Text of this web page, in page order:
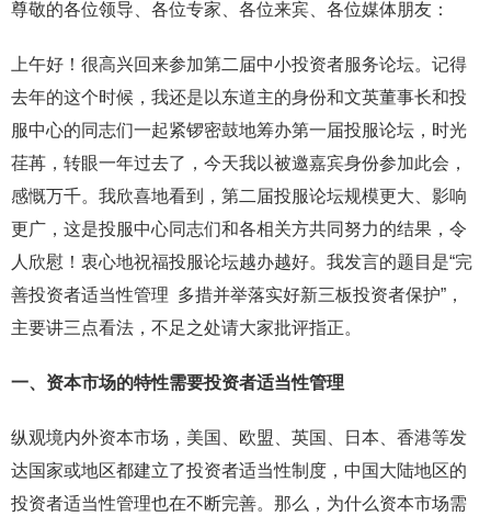
尊敬的各位领导、各位专家、各位来宾、各位媒体朋友：
上午好！很高兴回来参加第二届中小投资者服务论坛。记得
去年的这个时候，我还是以东道主的身份和文英董事长和投
服中心的同志们一起紧锣密鼓地筹办第一届投服论坛，时光
荏苒，转眼一年过去了，今天我以被邀嘉宾身份参加此会，
感慨万千。我欣喜地看到，第二届投服论坛规模更大、影响
更广，这是投服中心同志们和各相关方共同努力的结果，令
人欣慰！衷心地祝福投服论坛越办越好。我发言的题目是“完
善投资者适当性管理 多措并举落实好新三板投资者保护”，
主要讲三点看法，不足之处请大家批评指正。
一、资本市场的特性需要投资者适当性管理
纵观境内外资本市场，美国、欧盟、英国、日本、香港等发
达国家或地区都建立了投资者适当性制度，中国大陆地区的
投资者适当性管理也在不断完善。那么，为什么资本市场需